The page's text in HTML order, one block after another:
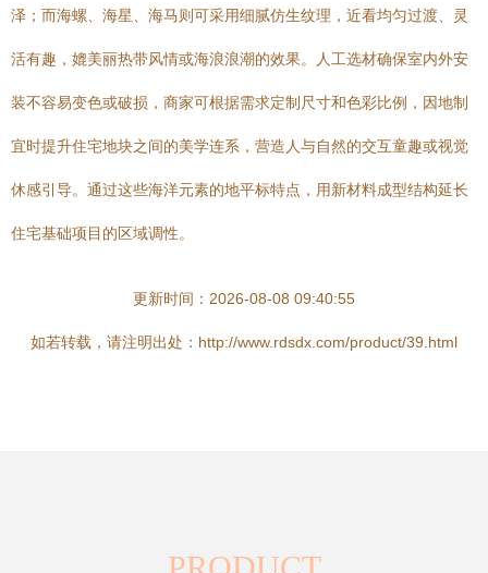
泽；而海螺、海星、海马则可采用细腻仿生纹理，近看均匀过渡、灵
活有趣，媲美丽热带风情或海浪浪潮的效果。人工选材确保室内外安
装不容易变色或破损，商家可根据需求定制尺寸和色彩比例，因地制
宜时提升住宅地块之间的美学连系，营造人与自然的交互童趣或视觉
休感引导。通过这些海洋元素的地平标特点，用新材料成型结构延长
住宅基础项目的区域调性。
更新时间：2026-08-08 09:40:55
如若转载，请注明出处：http://www.rdsdx.com/product/39.html